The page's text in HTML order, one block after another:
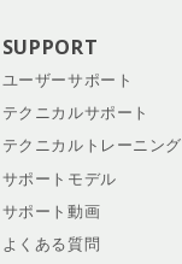
SUPPORT
ユーザーサポート
テクニカルサポート
テクニカルトレーニング
サポートモデル
サポート動画
よくある質問